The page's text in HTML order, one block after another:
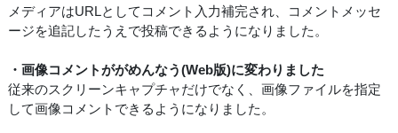
メディアはURLとしてコメント入力補完され、コメントメッセ
ージを追記したうえで投稿できるようになりました。
・画像コメントががめんなう(Web版)に変わりました
従来のスクリーンキャプチャだけでなく、画像ファイルを指定
して画像コメントできるようになりました。